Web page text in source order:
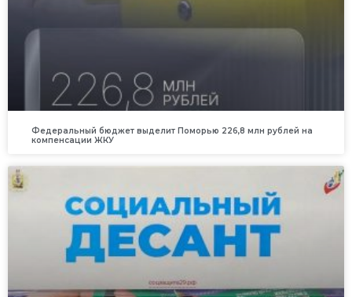
Федеральный бюджет выделит Поморью 226,8 млн рублей на
компенсации ЖКУ